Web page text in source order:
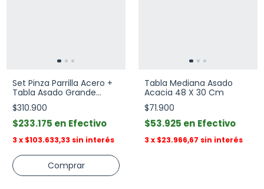
Set Pinza Parrilla Acero +
Tabla Asado Grande
Herencia
$310.900
$233.175 Efectivo
3 x $103.633,33 sin interés
Tabla Mediana Asado
Acacia 48 X 30 Cm
$71.900
$53.925 Efectivo
3 x $23.966,67 sin interés